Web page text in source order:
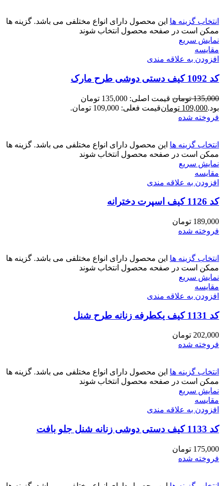
انتخاب گزینه ها این محصول دارای انواع مختلفی می باشد. گزینه ها
ممکن است در صفحه محصول انتخاب شوند
نمایش سریع
مقايسه
افزودن به علاقه مندی
کد 1092 کیف دستی دوشی طرح مارک
135,000 تومان
قیمت اصلی: 135,000 تومان
بود.109,000 تومانقیمت فعلی: 109,000 تومان.
فروخته شده
انتخاب گزینه ها این محصول دارای انواع مختلفی می باشد. گزینه ها
ممکن است در صفحه محصول انتخاب شوند
نمایش سریع
مقايسه
افزودن به علاقه مندی
کد 1126 کیف اسپرت دخترانه
189,000 تومان
فروخته شده
انتخاب گزینه ها این محصول دارای انواع مختلفی می باشد. گزینه ها
ممکن است در صفحه محصول انتخاب شوند
نمایش سریع
مقايسه
افزودن به علاقه مندی
کد 1131 کیف یکطرفه زنانه طرح شنل
202,000 تومان
فروخته شده
انتخاب گزینه ها این محصول دارای انواع مختلفی می باشد. گزینه ها
ممکن است در صفحه محصول انتخاب شوند
نمایش سریع
مقايسه
افزودن به علاقه مندی
کد 1133 کیف دستی دوشی زنانه شنل جلو بافت
175,000 تومان
فروخته شده